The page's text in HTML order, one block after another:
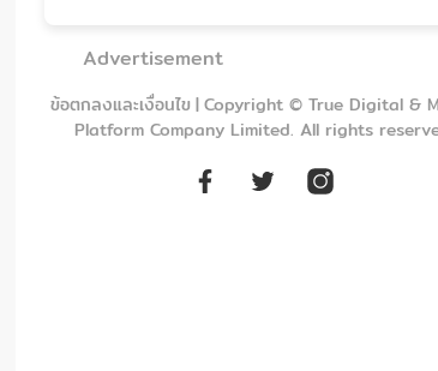
Advertisement
ข้อตกลงและเงื่อนไข | Copyright © True Digital &
Platform Company Limited. All rights